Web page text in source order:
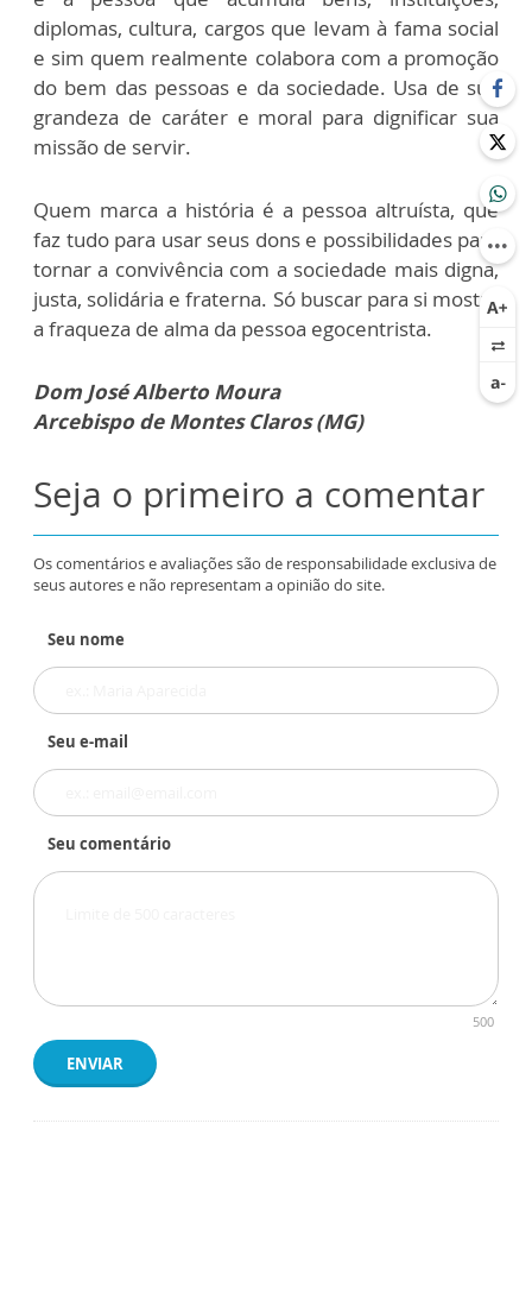
diplomas, cultura, cargos que levam à fama social
e sim quem realmente colabora com a promoção
do bem das pessoas e da sociedade. Usa de sua
grandeza de caráter e moral para dignificar sua
missão de servir.
Quem marca a história é a pessoa altruísta, que
faz tudo para usar seus dons e possibilidades para
tornar a convivência com a sociedade mais digna,
justa, solidária e fraterna. Só buscar para si mostra
a fraqueza de alma da pessoa egocentrista.
Dom José Alberto Moura
Arcebispo de Montes Claros (MG)
Seja o primeiro a comentar
Os comentários e avaliações são de responsabilidade exclusiva de
seus autores e não representam a opinião do site.
Seu nome
Seu e-mail
Seu comentário
500
ENVIAR